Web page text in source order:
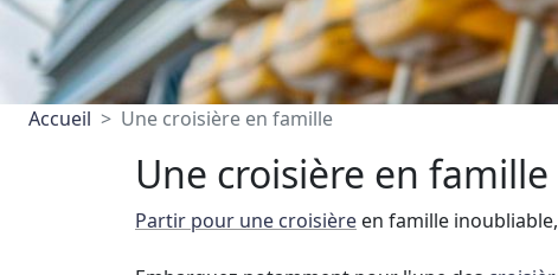
Accueil Une croisière en famille
Une croisière en
Partir pour une croisière en famille